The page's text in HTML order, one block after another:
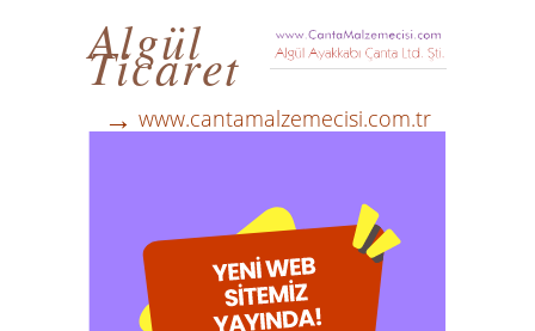
Algül
Ticaret
→ www.cantamalzemecisi.com.tr